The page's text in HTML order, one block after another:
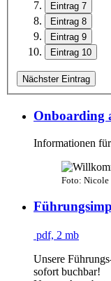
Eintrag 7
Eintrag 8
Eintrag 9
Eintrag 10
Nächster Eintrag
Onboarding
Informationen
Foto: Nicole
pdf, 2 mb
Unsere
sofort buchbar!